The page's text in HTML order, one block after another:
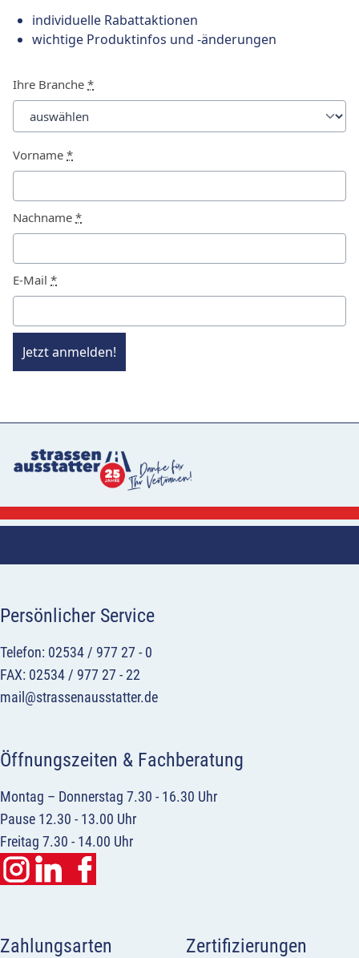
individuelle Rabattaktionen
wichtige Produktinfos und -änderungen
Ihre Branche *
Vorname *
Nachname *
E-Mail *
Jetzt anmelden!
Persönlicher Service
Telefon: 02534 / 977 27 - 0
FAX: 02534 / 977 27 - 22
mail@strassenausstatter.de
Öffnungszeiten & Fachberatung
Montag – Donnerstag 7.30 - 16.30 Uhr
Pause 12.30 - 13.00 Uhr
Freitag 7.30 - 14.00 Uhr
Zahlungsarten Zertifizierungen